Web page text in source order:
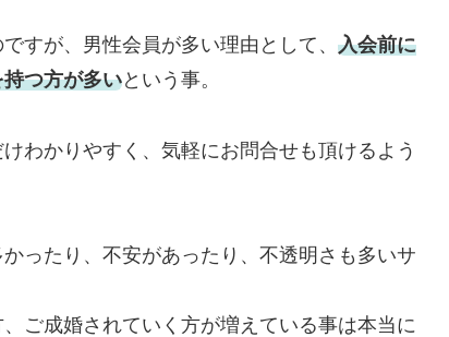
すが、男性会員が多い理由として、 入会前に
つ方が多いという事。
わかりやすく、気軽にお問合せも頂けるよう
ったり、不安があったり、不透明さも多いサ
ご成婚されていく方が増えている事は本当に